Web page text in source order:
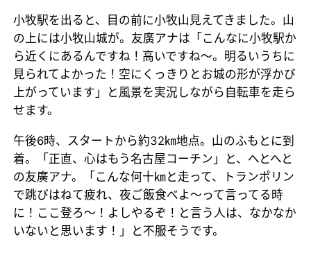
小牧駅を出ると、目の前に小牧山見えてきました。山
の上には小牧山城が。友廣アナは「こんなに小牧駅か
ら近くにあるんですね！高いですね～。明るいうちに
見られてよかった！空にくっきりとお城の形が浮かび
上がっています」と風景を実況しながら自転車を走ら
せます。
午後6時、スタートから約32㎞地点。山のふもとに到
着。「正直、心はもう名古屋コーチン」と、へとへと
の友廣アナ。「こんな何十㎞と走って、トランポリン
で跳びはねて疲れ、夜ご飯食べよ～って言ってる時
に！ここ登ろ～！よしやるぞ！と言う人は、なかなか
いないと思います！」と不服そうです。